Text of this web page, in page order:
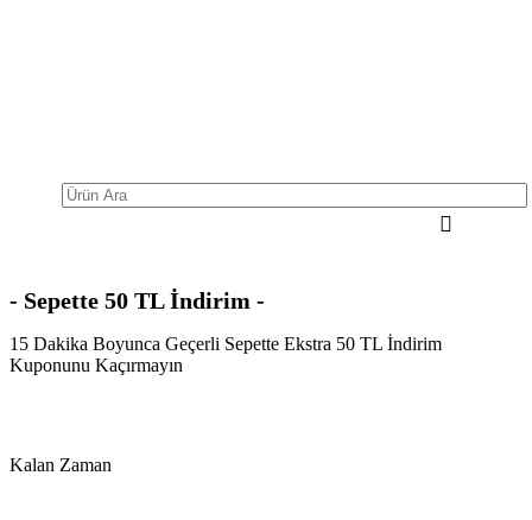
- Sepette 50 TL İndirim -
15 Dakika Boyunca Geçerli Sepette Ekstra 50 TL İndirim
Kuponunu Kaçırmayın
Kalan Zaman